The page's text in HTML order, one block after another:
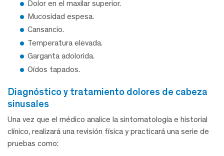
Dolor en el maxilar superior.
Mucosidad espesa.
Cansancio.
Temperatura elevada.
Garganta adolorida.
Oídos tapados.
diagnóstico y tratamiento dolores de cabeza
sinusales
Una vez que el médico analice la sintomatología e historial
clínico, realizará una revisión física y practicará una serie de
pruebas como: